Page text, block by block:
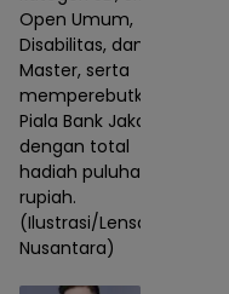
Open Umum,
Disabilitas, dan
Master, serta
memperebutkan
Piala Bank Jakarta
dengan total
hadiah puluhan juta
rupiah.
(Ilustrasi/Lensa
Nusantara)